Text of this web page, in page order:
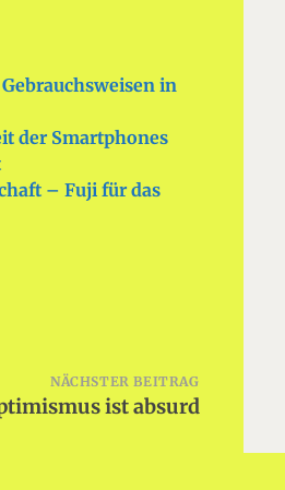
in
der Smartphones
– Fuji für das
NÄCHSTER BEITRAG
ist absurd